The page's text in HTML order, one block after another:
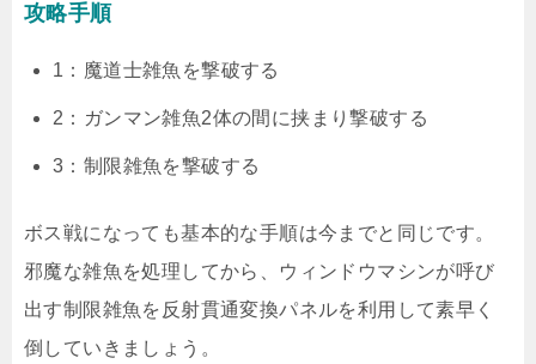
攻略手順
1：魔道士雑魚を撃破する
2：ガンマン雑魚2体の間に挟まり撃破する
3：制限雑魚を撃破する
ボス戦になっても基本的な手順は今までと同じです。
邪魔な雑魚を処理してから、ウィンドウマシンが呼び
出す制限雑魚を反射貫通変換パネルを利用して素早く
倒していきましょう。